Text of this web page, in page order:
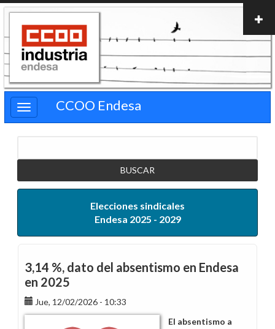
Pasar
contenido
principal
CCOO Endesa
Elecciones sindicales
Endesa 2025 - 2029
3,14 %, dato del absentismo en Endesa
en 2025
Jue, 12/02/2026 - 10:33
El absentismo a